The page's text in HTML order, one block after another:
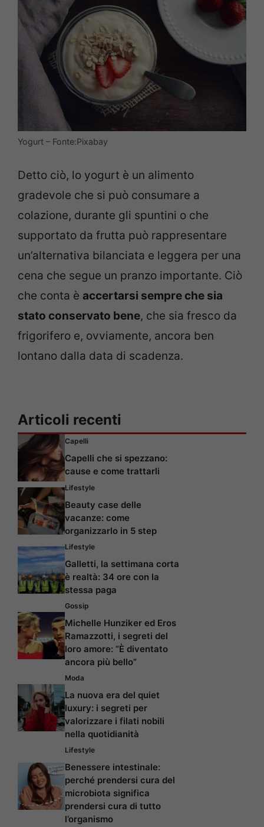
Yogurt – Fonte:Pixabay
Detto ciò, lo yogurt è un alimento
gradevole che si può consumare a
colazione, durante gli spuntini o che
supportato da frutta può rappresentare
un’alternativa bilanciata e leggera per una
cena che segue un pranzo importante. Ciò
che conta è accertarsi sempre che sia
stato conservato bene, che sia fresco da
frigorifero e, ovviamente, ancora ben
lontano dalla data di scadenza.
Articoli recenti
Capelli
Capelli che si spezzano:
cause e come trattarli
Lifestyle
Beauty case delle
vacanze: come
organizzarlo in 5 step
Lifestyle
Galletti, la settimana corta
è realtà: 34 ore con la
stessa paga
Gossip
Michelle Hunziker ed Eros
Ramazzotti, i segreti del
loro amore: “È diventato
ancora più bello”
Moda
La nuova era del quiet
luxury: i segreti per
valorizzare i filati nobili
nella quotidianità
Lifestyle
Benessere intestinale:
perché prendersi cura del
microbiota significa
prendersi cura di tutto
l’organismo